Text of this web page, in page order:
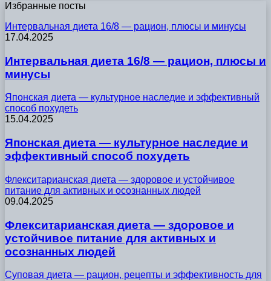
Избранные посты
Интервальная диета 16/8 — рацион, плюсы и минусы
17.04.2025
Интервальная диета 16/8 — рацион, плюсы и
минусы
Японская диета — культурное наследие и эффективный
способ похудеть
15.04.2025
Японская диета — культурное наследие и
эффективный способ похудеть
Флекситарианская диета — здоровое и устойчивое
питание для активных и осознанных людей
09.04.2025
Флекситарианская диета — здоровое и
устойчивое питание для активных и
осознанных людей
Суповая диета — рацион, рецепты и эффективность для